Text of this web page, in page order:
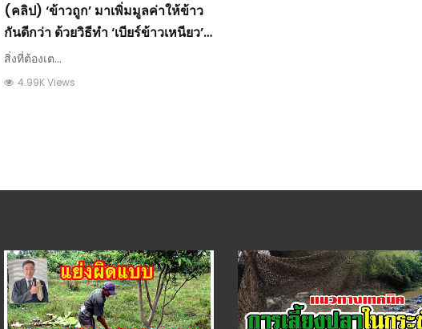
(คลิป) ‘ข้าวถูก’ มาเพิ่มมูลค่าให้ข้าว
กันดีกว่า ด้วยวิธีทำ ‘เบียร์ข้าวเหนียว’ :
วีดีโอ เกษตร
สิ่งที่ต้องเต...
4.99K Views